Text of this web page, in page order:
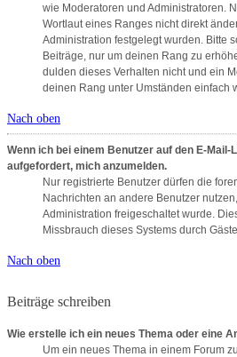
wie Moderatoren und Administratoren.
Wortlaut eines Ranges nicht direkt
Administration festgelegt wurden. Bitte
Beiträge, nur um deinen Rang zu
dulden dieses Verhalten nicht und ein
deinen Rang unter Umständen einfach
Nach oben
Wenn ich bei einem Benutzer auf den E-
aufgefordert, mich anzumelden.
Nur registrierte Benutzer dürfen die
Nachrichten an andere Benutzer
Administration freigeschaltet wurde.
Missbrauch dieses Systems durch
Nach oben
Beiträge schreiben
Wie erstelle ich ein neues Thema oder eine
Um ein neues Thema in einem Forum